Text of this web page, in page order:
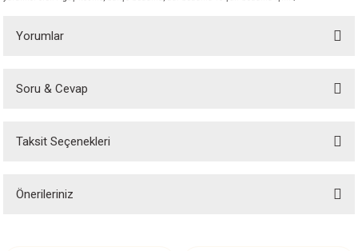
Yorumlar
Soru & Cevap
Ürün hakkında henüz soru sorulmamış.
Taksit Seçenekleri
Önerileriniz